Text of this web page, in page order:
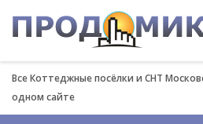
Все Коттеджные посёлки и СНТ
одном сайте